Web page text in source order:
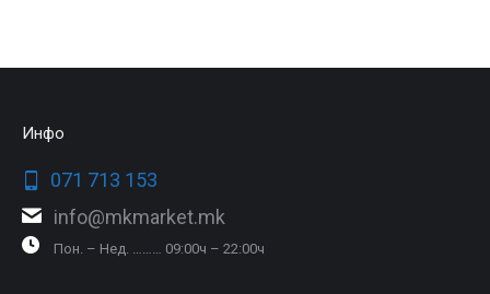
Инфо
071 713 153
info@mkmarket.mk
Пон. – Нед. ……… 09:00ч – 22:00ч